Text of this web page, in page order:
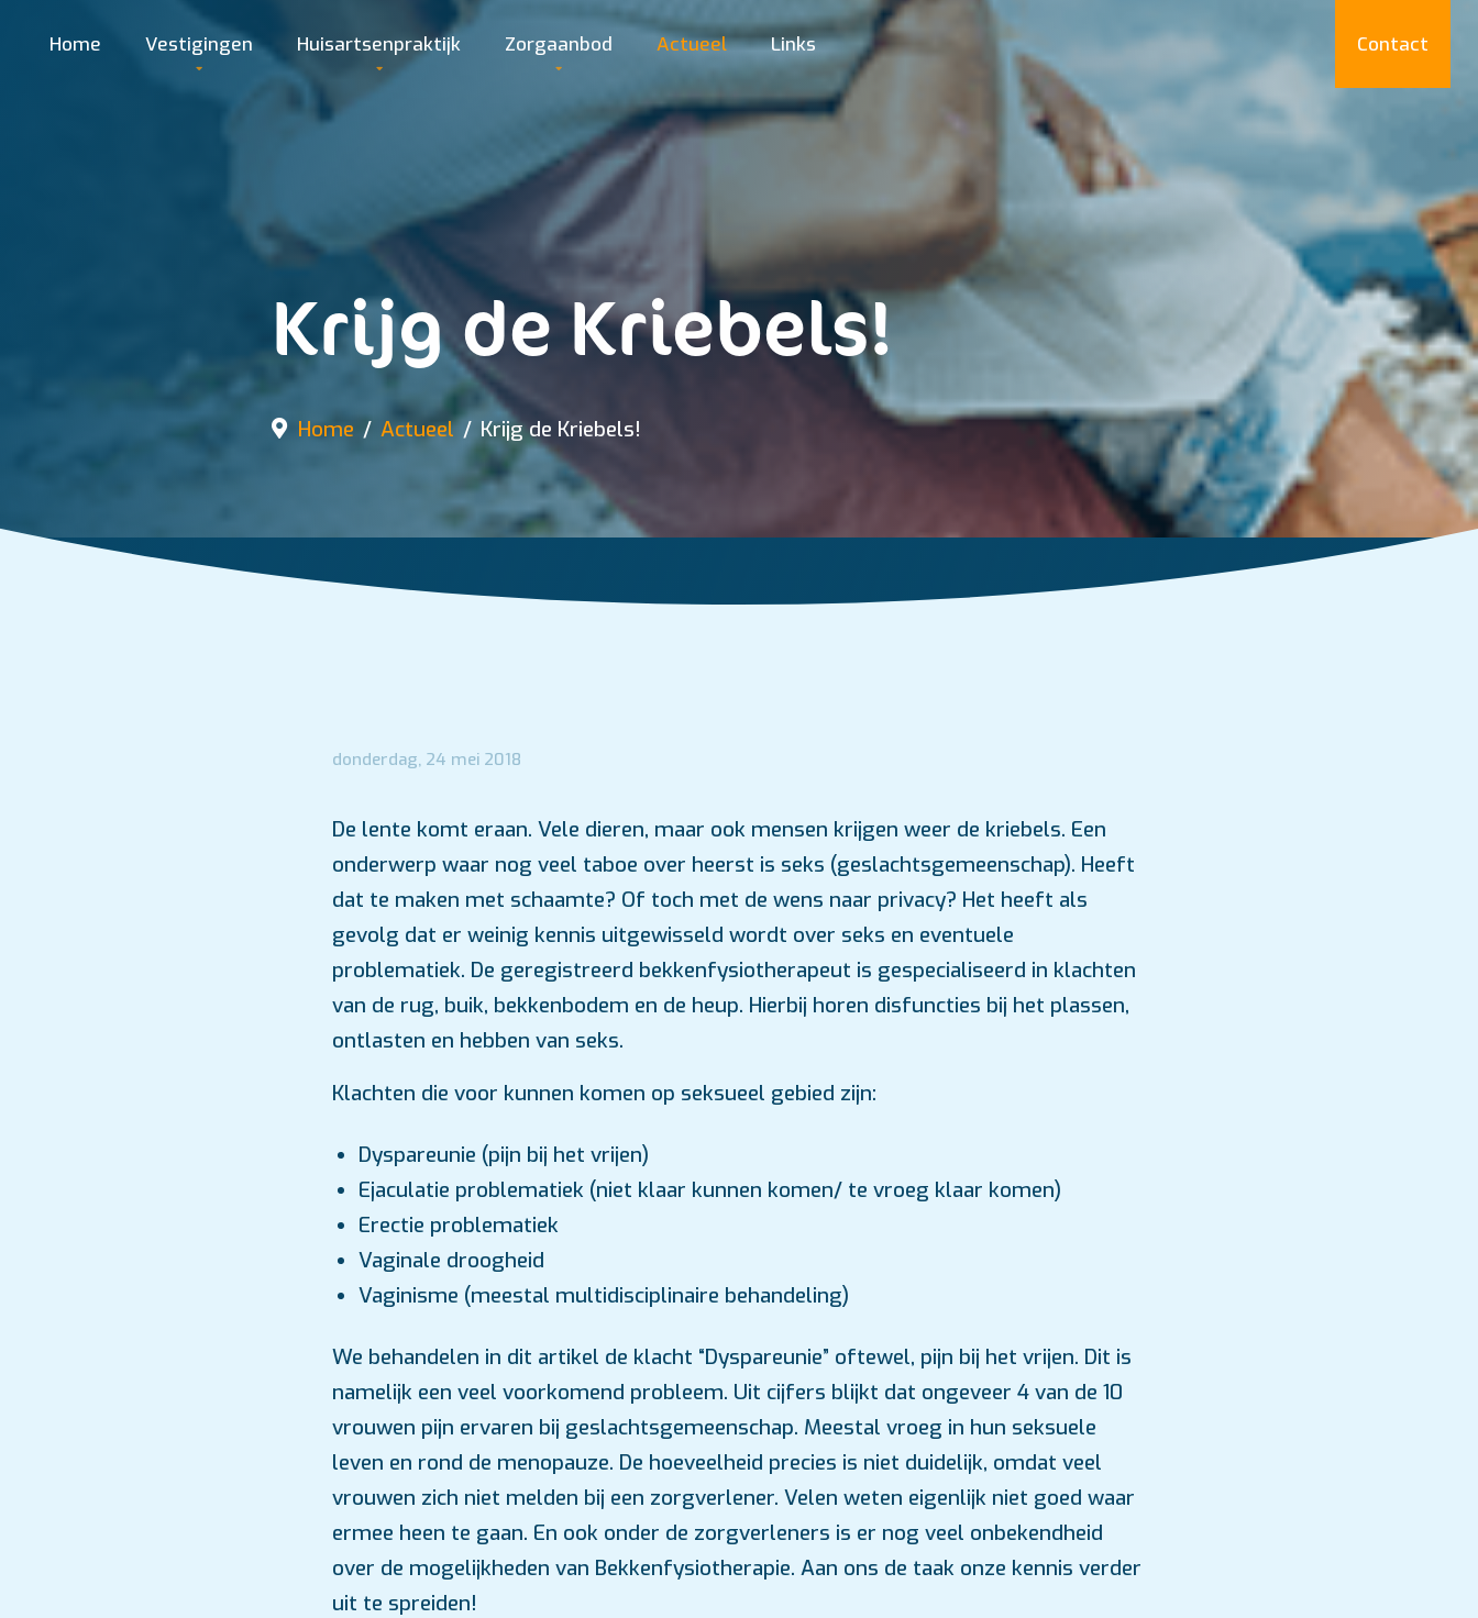
Home Vestigingen Huisartsenpraktijk Zorgaanbod Actueel Links Contact
Krijg de Kriebels!
Home Actueel Krijg de Kriebels!
donderdag, 24 mei 2018
De lente komt eraan. Vele dieren, maar ook mensen krijgen weer de kriebels. Een
onderwerp waar nog veel taboe over heerst is seks (geslachtsgemeenschap). Heeft
dat te maken met schaamte? Of toch met de wens naar privacy? Het heeft als
gevolg dat er weinig kennis uitgewisseld wordt over seks en eventuele
problematiek. De geregistreerd bekkenfysiotherapeut is gespecialiseerd in klachten
van de rug, buik, bekkenbodem en de heup. Hierbij horen disfuncties bij het plassen,
ontlasten en hebben van seks.
Klachten die voor kunnen komen op seksueel gebied zijn:
Dyspareunie (pijn bij het vrijen)
Ejaculatie problematiek (niet klaar kunnen komen/ te vroeg klaar komen)
Erectie problematiek
Vaginale droogheid
Vaginisme (meestal multidisciplinaire behandeling)
We behandelen in dit artikel de klacht “Dyspareunie” oftewel, pijn bij het vrijen. Dit is
namelijk een veel voorkomend probleem. Uit cijfers blijkt dat ongeveer 4 van de 10
vrouwen pijn ervaren bij geslachtsgemeenschap. Meestal vroeg in hun seksuele
leven en rond de menopauze. De hoeveelheid precies is niet duidelijk, omdat veel
vrouwen zich niet melden bij een zorgverlener. Velen weten eigenlijk niet goed waar
ermee heen te gaan. En ook onder de zorgverleners is er nog veel onbekendheid
over de mogelijkheden van Bekkenfysiotherapie. Aan ons de taak onze kennis verder
uit te spreiden!